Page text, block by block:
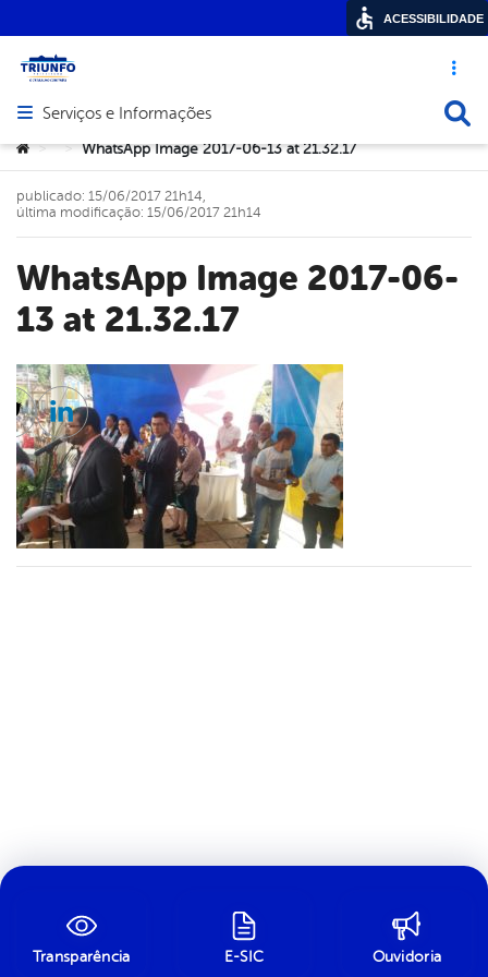
Acesso
Abrir menu principal de navegação
Serviços e Informações
Você está aqui:
> > WhatsApp Image 2017-06-13 at 21.32.17
WhatsApp Image 2017-06-
13 at 21.32.17
publicado: 15/06/2017 21h14,
última modificação: 15/06/2017 21h14
Twitter
Linkedin
Transparência E-SIC Ouvidoria
ACESSIBILIDADE